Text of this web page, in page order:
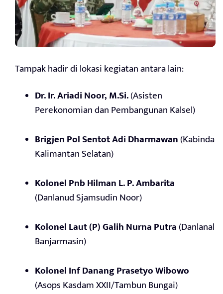
Tampak hadir di lokasi kegiatan antara lain:
Dr. Ir. Ariadi Noor, M.Si.(Asisten
Perekonomian dan Pembangunan Kalsel)
Brigjen Pol Sentot Adi Dharmawan(Kabinda
Kalimantan Selatan)
Kolonel Pnb Hilman L. P. Ambarita
(Danlanud Sjamsudin Noor)
Kolonel Laut (P) Galih Nurna Putra(Danlanal
Banjarmasin)
Kolonel Inf Danang Prasetyo Wibowo
(Asops Kasdam XXII/Tambun Bungai)